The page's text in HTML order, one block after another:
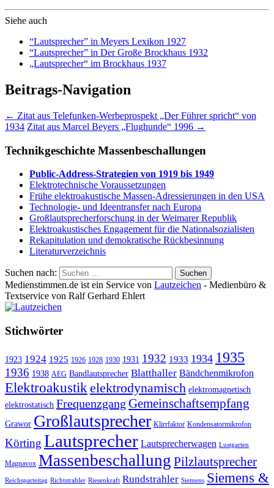
Siehe auch
“Lautsprecher” in Meyers Lexikon 1927
“Lautsprecher” in Der Große Brockhaus 1932
„Lautsprecher“ im Brockhaus 1937
Beitrags-Navigation
← Zitat aus Telefunken-Werbeprospekt „Der Führer spricht“ von
1934 Zitat aus Marcel Beyers „Flughunde“ 1996 →
Technikgeschichte Massenbeschallungen
Public-Address-Strategien von 1919 bis 1949
Elektrotechnische Voraussetzungen
Frühe elektroakustische Massen-Adressierungen in den USA
Technologie- und Ideentransfer nach Europa
Großlautsprecherforschung in der Weimarer Republik
Elektroakustisches Engagement für die Nationalsozialisten
Rekapitulation und demokratische Rückbesinnung
Literaturverzeichnis
Suchen nach:
Medienstimmen.de ist ein Service von Lautzeichen - Medienbüro &
Textservice von Ralf Gerhard Ehlert
Stichwörter
1923 1924 1925 1926 1928 1930 1931 1932 1933 1934 1935
1936 1938 AEG Bandlautsprecher Blatthaller Bändchenmikrofon
Elektroakustik elektrodynamisch elektromagnetisch
elektrostatisch Frequenzgang Gemeinschaftsempfang
Grawor Großlautsprecher Klirrfaktor Kondensatormikrofon
Körting Lautsprecher Lautsprecherwagen Lustgarten
Magnavox Massenbeschallung Pilzlautsprecher
Reichsparteitag Richtstrahler Riesenkraft Rundstrahler Siemens Siemens &